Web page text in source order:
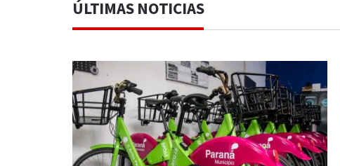
ÚLTIMAS NOTICIAS